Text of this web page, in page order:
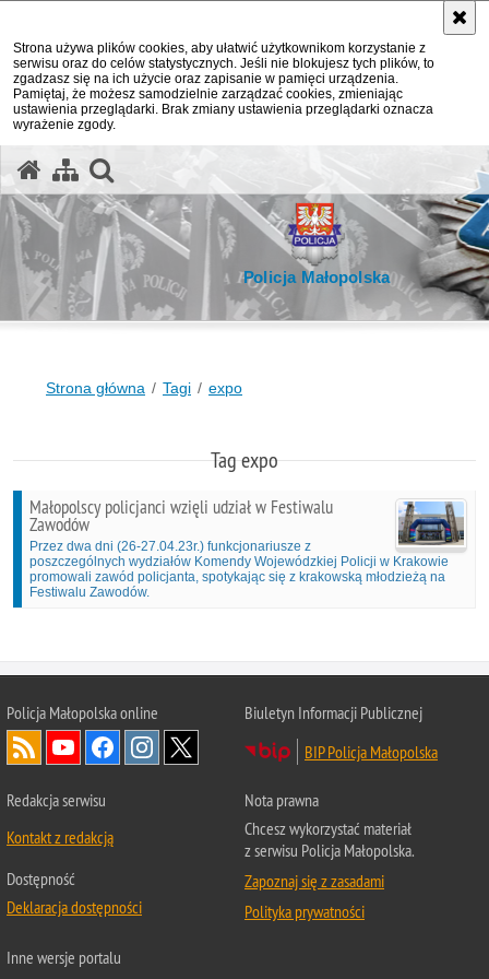
Strona używa plików cookies, aby ułatwić użytkownikom korzystanie z
serwisu oraz do celów statystycznych. Jeśli nie blokujesz tych plików, to
zgadzasz się na ich użycie oraz zapisanie w pamięci urządzenia.
Pamiętaj, że możesz samodzielnie zarządzać cookies, zmieniając
ustawienia przeglądarki. Brak zmiany ustawienia przeglądarki oznacza
wyrażenie zgody.
Policja Małopolska
Strona główna Tagi expo
Tag expo
Małopolscy policjanci wzięli udział w Festiwalu
Zawodów
Przez dwa dni (26-27.04.23r.) funkcjonariusze z
poszczególnych wydziałów Komendy Wojewódzkiej Policji w Krakowie
promowali zawód policjanta, spotykając się z krakowską młodzieżą na
Festiwalu Zawodów.
Policja Małopolska online
Biuletyn Informacji Publicznej
BIP Policja Małopolska
Redakcja serwisu
Kontakt z redakcją
Dostępność
Deklaracja dostępności
Nota prawna
Chcesz wykorzystać materiał
z serwisu Policja Małopolska.
Zapoznaj się z zasadami
Polityka prywatności
Inne wersje portalu